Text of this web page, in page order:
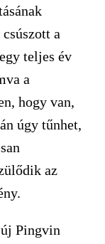
a
teljes év
a
hogy van,
úgy tűnhet,
az
Pingvin